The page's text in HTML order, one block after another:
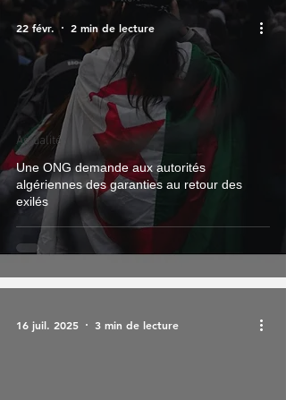
Une ONG demande aux autorités
algériennes des garanties au retour des
exilés
Actualité
22 févr. 2 min de lecture
16 juil. 2025 3 min de lecture